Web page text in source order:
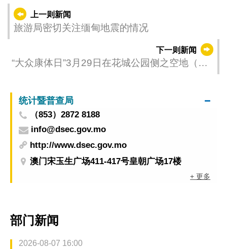
上一则新闻
旅游局密切关注缅甸地震的情况
下一则新闻
“大众康体日”3月29日在花城公园侧之空地（哥
统计暨普查局
（853）2872 8188
info@dsec.gov.mo
http://www.dsec.gov.mo
澳门宋玉生广场411-417号皇朝广场17楼
+ 更多
部门新闻
2026-08-07 16:00